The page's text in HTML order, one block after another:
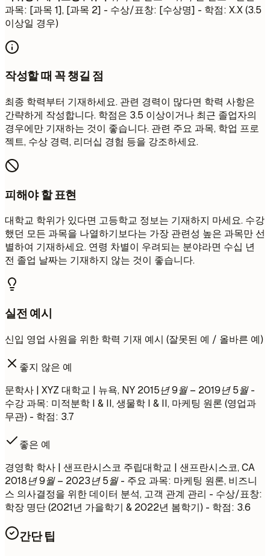
과목: [과목 1], [과목 2] - 수상/표창: [수상명] - 학점: X.X (3.5
이상일 경우)
작성할 때 꼭 챙길 점
최종 학력부터 기재하세요. 관련 경력이 많다면 학력 사항은
간략하게 작성합니다. 학점은 3.5 이상이거나 최근 졸업자의
경우에만 기재하는 것이 좋습니다. 관련 주요 과목, 학업 프로
젝트, 수상 경력, 리더십 경험 등을 강조하세요.
피해야 할 표현
대학교 학위가 있다면 고등학교 정보는 기재하지 마세요. 수강
했던 모든 과목을 나열하기보다는 가장 관련성 높은 과목만 선
별하여 기재하세요. 연령 차별이 우려되는 분야라면 수십 년
전 졸업 날짜는 기재하지 않는 것이 좋습니다.
실전 예시
신입 영업 사원을 위한 학력 기재 예시 (잘못된 예 / 올바른 예)
좋지 않은 예
문학사 | XYZ 대학교 | 뉴욕, NY 2015년 9월 – 2019년 5월-
수강 과목: 미적분학 I & II, 생물학 I & II, 마케팅 원론 (영업과
무관) - 학점: 3.7
좋은 예
경영학 학사 | 샌프란시스코 주립대학교 | 샌프란시스코, CA
2018년 9월 – 2023년 5월- 주요 과목: 마케팅 원론, 비즈니
스 의사결정을 위한 데이터 분석, 고객 관계 관리 - 수상/표창:
학장 명단 (2021년 가을학기 & 2022년 봄학기) - 학점: 3.6
간단 팁